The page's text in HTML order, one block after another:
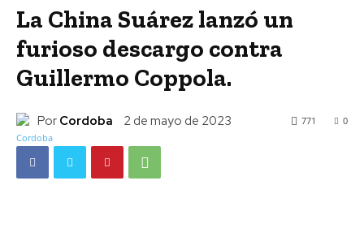
La China Suárez lanzó un
furioso descargo contra
Guillermo Coppola.
Por Cordoba 2 de mayo de 2023 0
771